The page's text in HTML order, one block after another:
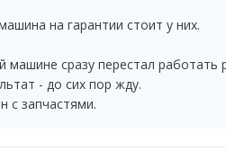
на гарантии стоит у них.
сразу перестал работать
- до сих пор жду.
с запчастями.